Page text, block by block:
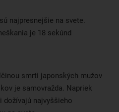
najpresnejšie na svete.
je 18 sekúnd
smrti japonských mužov
je samovražda. Napriek
dožívajú najvyššieho